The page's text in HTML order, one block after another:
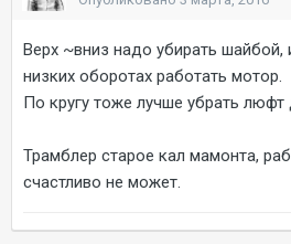
Верх ~вниз надо убирать шайбой,
низких оборотах работать мотор.
По кругу тоже лучше убрать
Трамблер старое кал мамонта,
счастливо не может.